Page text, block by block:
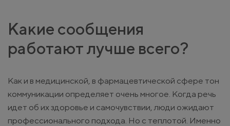
Какие сообщения
работают лучше всего?
Как и в медицинской, в фармацевтической сфере тон
коммуникации определяет очень многое. Когда речь
идет об их здоровье и самочувствии, люди ожидают
профессионального подхода. Но с теплотой. Именно